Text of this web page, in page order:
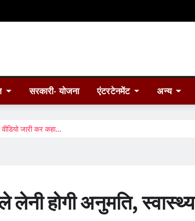
सरकारी- योजना एंटरटेनमेंट अन्य
जारी कर कहा…
लेनी होगी अनुमति, स्वास्थ्य